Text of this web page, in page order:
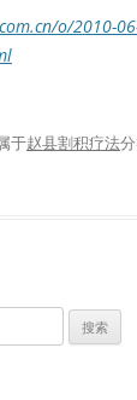
o/2010-
于赵县割积疗法